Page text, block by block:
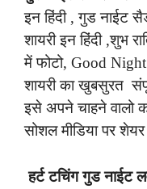
इन हिंदी , गुड नाईट
शायरी इन हिंदी ,शुभ
में फोटो, Good
शायरी का खुबसुरत
इसे अपने चाहने वालो
सोशल मीडिया पर
हर्ट टचिंग गुड नाईट